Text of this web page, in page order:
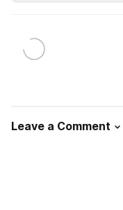
Leave a Comment